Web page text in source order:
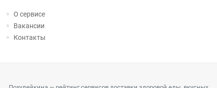
О сервисе
Вакансии
Контакты